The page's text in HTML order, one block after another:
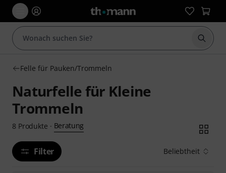
Suche
Felle für Pauken/Trommeln
Naturfelle für Kleine
Trommeln
8 Produkte · Beratung
Filter Beliebtheit